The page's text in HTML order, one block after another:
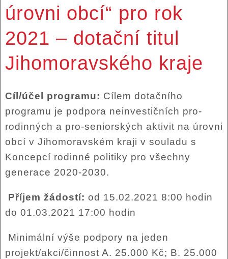
úrovni obcí“ pro rok
2021 – dotační titul
Jihomoravského kraje
Cíl/účel programu: Cílem dotačního
programu je podpora neinvestičních pro-
rodinných a pro-seniorských aktivit na úrovni
obcí v Jihomoravském kraji v souladu s
Koncepcí rodinné politiky pro všechny
generace 2020-2030.
Příjem žádostí: od 15.02.2021 8:00 hodin
do 01.03.2021 17:00 hodin
Minimální výše podpory na jeden
projekt/akci/činnost A. 25.000 Kč; B. 25.000